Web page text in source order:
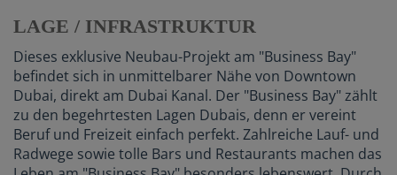
LAGE / INFRASTRUKTUR
Dieses exklusive Neubau-Projekt am "Business Bay"
befindet sich in unmittelbarer Nähe von Downtown
Dubai, direkt am Dubai Kanal. Der "Business Bay" zählt
zu den begehrtesten Lagen Dubais, denn er vereint
Beruf und Freizeit einfach perfekt. Zahlreiche Lauf- und
Radwege sowie tolle Bars und Restaurants machen das